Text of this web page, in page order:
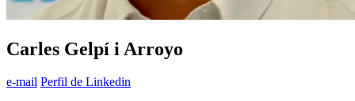
Carles Gelpí i Arroyo
e-mail Perfil de Linkedin